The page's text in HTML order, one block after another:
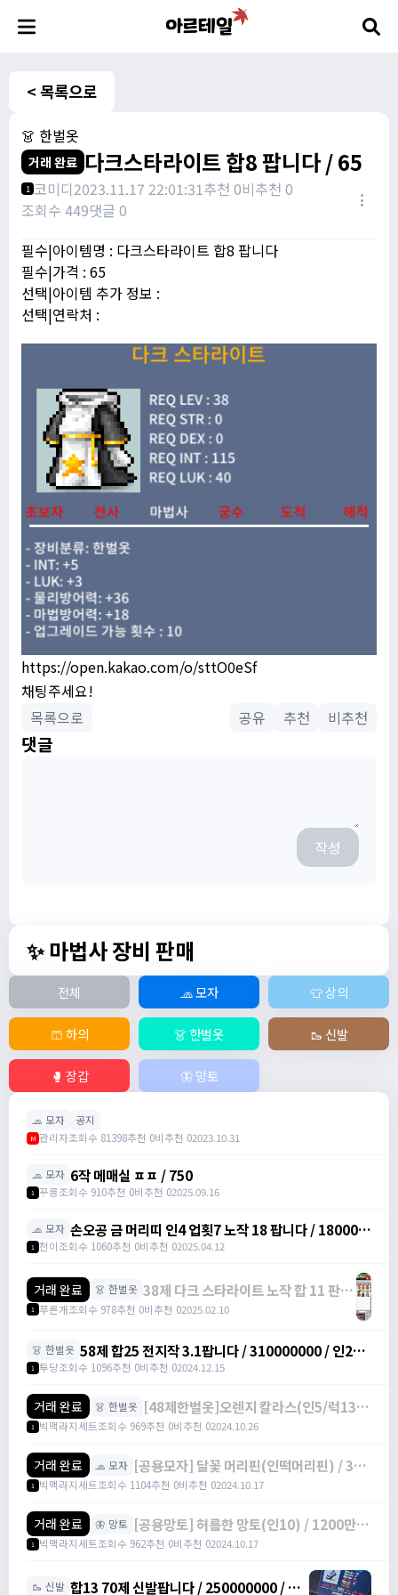
< 목록으로
👗 한벌옷
거래 완료 다크스타라이트 합8 팝니다 / 65
1 코미디2023.11.17 22:01:31추천 0비추천 0
조회수 449댓글 0
필수|아이템명 : 다크스타라이트 합8 팝니다
필수|가격 : 65
선택|아이템 추가 정보 :
선택|연락처 :
https://open.kakao.com/o/sttO0eSf
채팅주세요!
목록으로
공유 추천 비추천
댓글
작성
✨ 마법사 장비 판매
전체 🧢 모자 👕 상의
🩳 하의 👗 한벌옷 🥾 신발
🥊 장갑 🦋 망토
🧢 모자 공지
M 관리자조회수 81398추천 0비추천 02023.10.31
🧢 모자 6작 메매실 ㅍㅍ / 750
1 꾸릉조회수 910추천 0비추천 02025.09.16
🧢 모자 손오공 금 머리띠 인4 업횟7 노작 18 팝니다 / 180000
/ 11 / 디코 닉: cheonee7777 연락주세요
1 천이조회수 1060추천 0비추천 02025.04.12
거래 완료 👗 한벌옷 38제 다크 스타라이트 노작 합 11 판매
합니다 / 2000만원 / 인 8 럭 3 /
https://open.kakao.com/o/sVgWzifh
1 푸른개조회수 978추천 0비추천 02025.02.10
👗 한벌옷 58제 합25 전지작 3.1팝니다 / 310000000 / 인20
럭5 / 카카오톡 오픈채팅을 시작해 보세요. 링크를 선
https://open.kakao.com/o/s8SYPaie
1 투당조회수 1096추천 0비추천 02024.12.15
거래 완료 👗 한벌옷 [48제한벌옷]오렌지 칼라스(인5/럭13) /
300만 / 전행100%떡작 / 3000000 /
1 빅맥라지세트조회수 969추천 0비추천 02024.10.26
거래 완료 🧢 모자 [공용모자] 달꽃 머리핀(인떡머리핀) / 380
만 / 투지100%떡작 / 3800000 /
1 빅맥라지세트조회수 1104추천 0비추천 02024.10.17
거래 완료 🦋 망토 [공용망토] 허름한 망토(인10) / 1200만 /
60%5작 / 12000000 /
1 빅맥라지세트조회수 962추천 0비추천 02024.10.17
🥾 신발 합13 70제 신발팝니다 / 250000000 / 라